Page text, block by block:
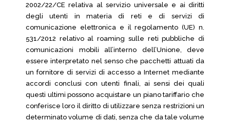
2002/22/CE relativa al servizio universale e ai diritti
degli utenti in materia di reti e di servizi di
comunicazione elettronica e il regolamento (UE) n.
531/2012 relativo al roaming sulle reti pubbliche di
comunicazioni mobili all’interno dell’Unione, deve
essere interpretato nel senso che pacchetti attuati da
un fornitore di servizi di accesso a Internet mediante
accordi conclusi con utenti finali, ai sensi dei quali
questi ultimi possono acquistare un piano tariffario che
conferisce loro il diritto di utilizzare senza restrizioni un
determinato volume di dati, senza che da tale volume